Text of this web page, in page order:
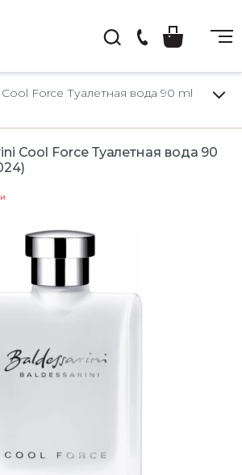
66-
22
Force Туалетная вода 90 ml
Cool Force Туалетная вода 90